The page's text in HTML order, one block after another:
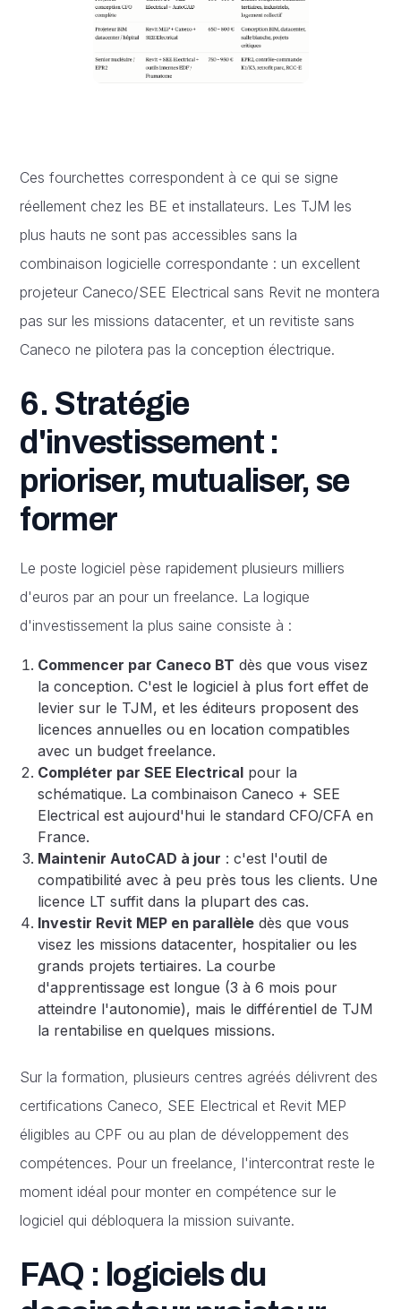
Ces fourchettes correspondent à ce qui se signe
réellement chez les BE et installateurs. Les TJM les
plus hauts ne sont pas accessibles sans la
combinaison logicielle correspondante : un excellent
projeteur Caneco/SEE Electrical sans Revit ne montera
pas sur les missions datacenter, et un revitiste sans
Caneco ne pilotera pas la conception électrique.
6. Stratégie
d'investissement :
prioriser, mutualiser, se
former
Le poste logiciel pèse rapidement plusieurs milliers
d'euros par an pour un freelance. La logique
d'investissement la plus saine consiste à :
Commencer par Caneco BT dès que vous visez
la conception. C'est le logiciel à plus fort effet de
levier sur le TJM, et les éditeurs proposent des
licences annuelles ou en location compatibles
avec un budget freelance.
Compléter par SEE Electrical pour la
schématique. La combinaison Caneco + SEE
Electrical est aujourd'hui le standard CFO/CFA en
France.
Maintenir AutoCAD à jour : c'est l'outil de
compatibilité avec à peu près tous les clients. Une
licence LT suffit dans la plupart des cas.
Investir Revit MEP en parallèle dès que vous
visez les missions datacenter, hospitalier ou les
grands projets tertiaires. La courbe
d'apprentissage est longue (3 à 6 mois pour
atteindre l'autonomie), mais le différentiel de TJM
la rentabilise en quelques missions.
Sur la formation, plusieurs centres agréés délivrent des
certifications Caneco, SEE Electrical et Revit MEP
éligibles au CPF ou au plan de développement des
compétences. Pour un freelance, l'intercontrat reste le
moment idéal pour monter en compétence sur le
logiciel qui débloquera la mission suivante.
FAQ : logiciels du